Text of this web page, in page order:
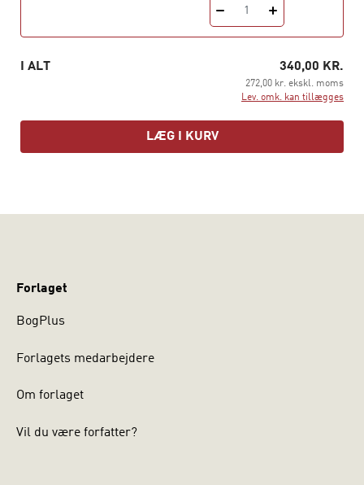
1
I ALT 340,00 KR.
272,00 kr. ekskl. moms
Lev. omk. kan tillægges
LÆG I KURV
Forlaget
BogPlus
Forlagets medarbejdere
Om forlaget
Vil du være forfatter?